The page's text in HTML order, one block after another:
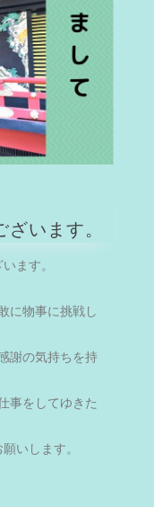
います。
ます。
に物事に挑戦し
謝の気持ちを持
事をしてゆきた
いします。